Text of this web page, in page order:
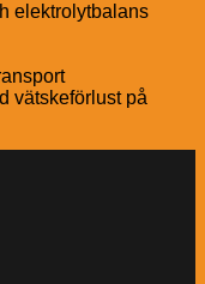
elektrolytbalans
vätskeförlust på